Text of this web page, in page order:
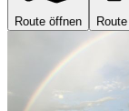
Route öffnen